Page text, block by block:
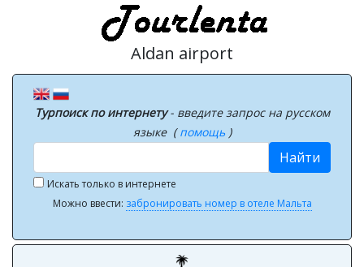
Aldan airport
Турпоиск по интернету- введите запрос на русском
языке (помощь )
Найти
Искать только в интернете
Можно ввести: забронировать номер в отеле Мальта